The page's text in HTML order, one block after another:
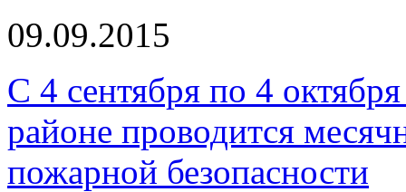
09.09.2015
С 4 сентября по 4
районе проводится
пожарной безопасности